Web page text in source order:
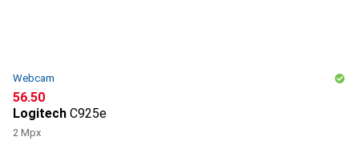
Webcam
CHF
56.50
Logitech C925e
2 Mpx